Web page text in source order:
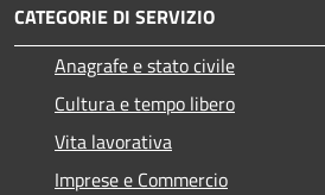
CATEGORIE DI SERVIZIO
Anagrafe e stato civile
Cultura e tempo libero
Vita lavorativa
Imprese e Commercio